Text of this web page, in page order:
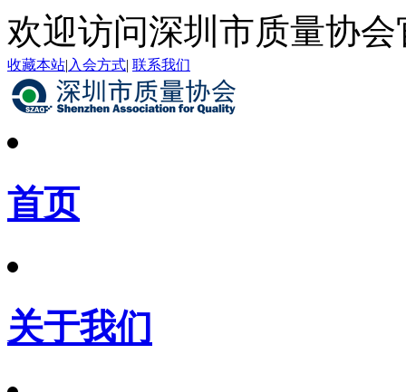
欢迎访问深圳市质量协会
收藏本站| 入会方式| 联系我们
首页
关于我们